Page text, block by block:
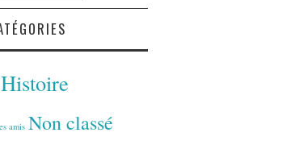
Histoire
amis Non classé